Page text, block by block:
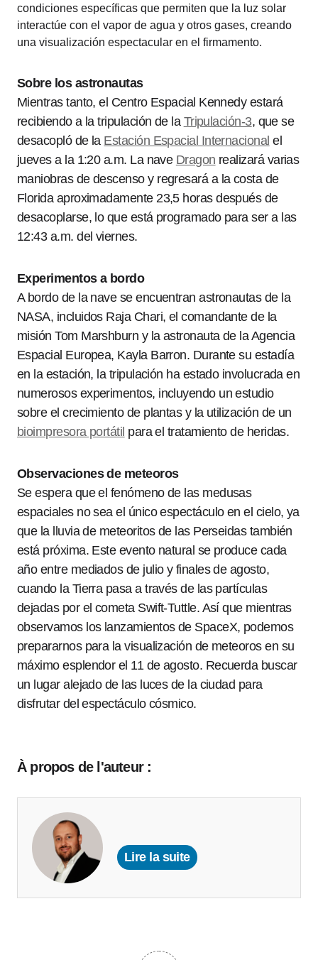
condiciones específicas que permiten que la luz solar
interactúe con el vapor de agua y otros gases, creando
una visualización espectacular en el firmamento.
Sobre los astronautas
Mientras tanto, el Centro Espacial Kennedy estará
recibiendo a la tripulación de la Tripulación-3, que se
desacopló de la Estación Espacial Internacional el
jueves a la 1:20 a.m. La nave Dragon realizará varias
maniobras de descenso y regresará a la costa de
Florida aproximadamente 23,5 horas después de
desacoplarse, lo que está programado para ser a las
12:43 a.m. del viernes.
Experimentos a bordo
A bordo de la nave se encuentran astronautas de la
NASA, incluidos Raja Chari, el comandante de la
misión Tom Marshburn y la astronauta de la Agencia
Espacial Europea, Kayla Barron. Durante su estadía
en la estación, la tripulación ha estado involucrada en
numerosos experimentos, incluyendo un estudio
sobre el crecimiento de plantas y la utilización de un
bioimpresora portátil para el tratamiento de heridas.
Observaciones de meteoros
Se espera que el fenómeno de las medusas
espaciales no sea el único espectáculo en el cielo, ya
que la lluvia de meteoritos de las Perseidas también
está próxima. Este evento natural se produce cada
año entre mediados de julio y finales de agosto,
cuando la Tierra pasa a través de las partículas
dejadas por el cometa Swift-Tuttle. Así que mientras
observamos los lanzamientos de SpaceX, podemos
prepararnos para la visualización de meteoros en su
máximo esplendor el 11 de agosto. Recuerda buscar
un lugar alejado de las luces de la ciudad para
disfrutar del espectáculo cósmico.
À propos de l'auteur :
Lire la suite